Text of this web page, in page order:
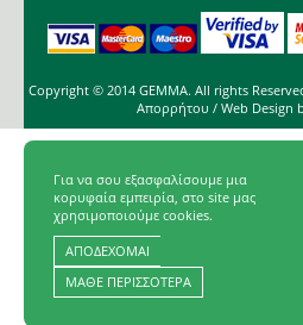
Copyright © 2014 GEMMA. All rights
Απορρήτου / Web Design
Για να σου εξασφαλίσουμε μια
κορυφαία εμπειρία, στο site μας
χρησιμοποιούμε cookies.
ΑΠΟΔΕΧΟΜΑΙ
ΜΑΘΕ ΠΕΡΙΣΣΟΤΕΡΑ